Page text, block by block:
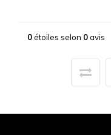
0étoiles selon 0avis